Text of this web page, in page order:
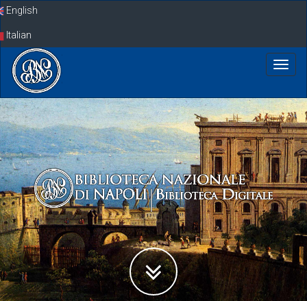
SkipEnglish
Italian